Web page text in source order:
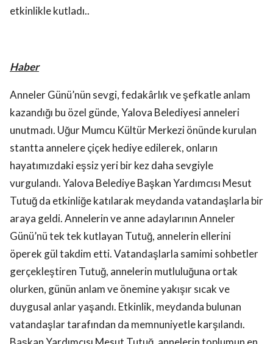
etkinlikle kutladı..
Haber
Anneler Günü’nün sevgi, fedakârlık ve şefkatle anlam
kazandığı bu özel günde, Yalova Belediyesi anneleri
unutmadı. Uğur Mumcu Kültür Merkezi önünde kurulan
stantta annelere çiçek hediye edilerek, onların
hayatımızdaki eşsiz yeri bir kez daha sevgiyle
vurgulandı. Yalova Belediye Başkan Yardımcısı Mesut
Tutuğ da etkinliğe katılarak meydanda vatandaşlarla bir
araya geldi. Annelerin ve anne adaylarının Anneler
Günü’nü tek tek kutlayan Tutuğ, annelerin ellerini
öperek gül takdim etti. Vatandaşlarla samimi sohbetler
gerçekleştiren Tutuğ, annelerin mutluluğuna ortak
olurken, günün anlam ve önemine yakışır sıcak ve
duygusal anlar yaşandı. Etkinlik, meydanda bulunan
vatandaşlar tarafından da memnuniyetle karşılandı.